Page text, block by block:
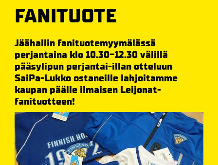
FANITUOTE
Jäähallin fanituotemyymälässä
perjantaina klo 10.30-12.30 välillä
pääsylipun perjantai-illan otteluun
SaiPa-Lukko ostaneille lahjoitamme
kaupan päälle ilmaisen Leijonat-
fanituotteen!